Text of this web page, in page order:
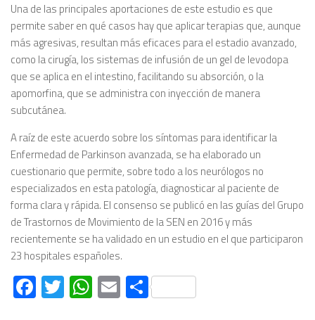
Una de las principales aportaciones de este estudio es que
permite saber en qué casos hay que aplicar terapias que, aunque
más agresivas, resultan más eficaces para el estadio avanzado,
como la cirugía, los sistemas de infusión de un gel de levodopa
que se aplica en el intestino, facilitando su absorción, o la
apomorfina, que se administra con inyección de manera
subcutánea.
A raíz de este acuerdo sobre los síntomas para identificar la
Enfermedad de Parkinson avanzada, se ha elaborado un
cuestionario que permite, sobre todo a los neurólogos no
especializados en esta patología, diagnosticar al paciente de
forma clara y rápida. El consenso se publicó en las guías del Grupo
de Trastornos de Movimiento de la SEN en 2016 y más
recientemente se ha validado en un estudio en el que participaron
23 hospitales españoles.
Facebook
Twitter
WhatsApp
EmailCompartir